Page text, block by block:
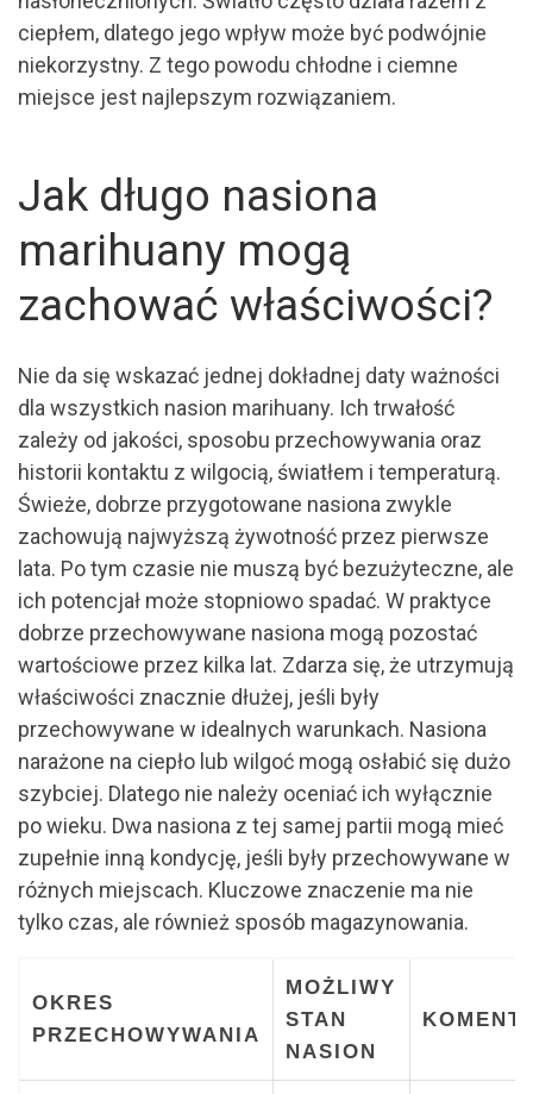
ciepłem, dlatego jego wpływ może być podwójnie
niekorzystny. Z tego powodu chłodne i ciemne
miejsce jest najlepszym rozwiązaniem.
Jak długo nasiona
marihuany mogą
zachować właściwości?
Nie da się wskazać jednej dokładnej daty ważności
dla wszystkich nasion marihuany. Ich trwałość
zależy od jakości, sposobu przechowywania oraz
historii kontaktu z wilgocią, światłem i temperaturą.
Świeże, dobrze przygotowane nasiona zwykle
zachowują najwyższą żywotność przez pierwsze
lata. Po tym czasie nie muszą być bezużyteczne, ale
ich potencjał może stopniowo spadać. W praktyce
dobrze przechowywane nasiona mogą pozostać
wartościowe przez kilka lat. Zdarza się, że utrzymują
właściwości znacznie dłużej, jeśli były
przechowywane w idealnych warunkach. Nasiona
narażone na ciepło lub wilgoć mogą osłabić się dużo
szybciej. Dlatego nie należy oceniać ich wyłącznie
po wieku. Dwa nasiona z tej samej partii mogą mieć
zupełnie inną kondycję, jeśli były przechowywane w
różnych miejscach. Kluczowe znaczenie ma nie
tylko czas, ale również sposób magazynowania.
OKRES
PRZECHOWYWANIA
MOŻLIWY
STAN
NASION